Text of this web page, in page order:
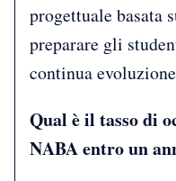
progettuale basata
preparare gli
continua
Qual è il tasso di
NABA entro un